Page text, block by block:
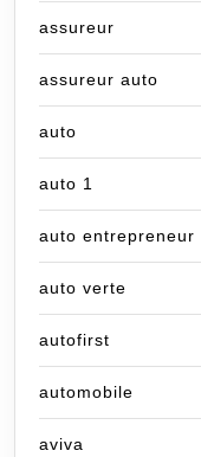
assureur
assureur auto
auto
auto 1
auto entrepreneur
auto verte
autofirst
automobile
aviva